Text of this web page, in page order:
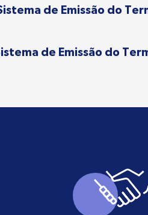
de Emissão do
de Emissão do